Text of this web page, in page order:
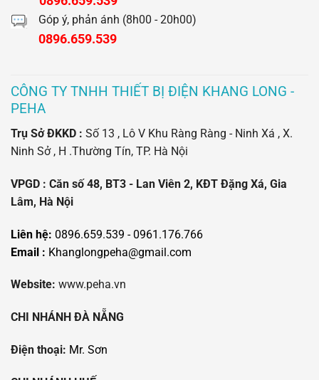
Góp ý, phản ánh (8h00 - 20h00)
0896.659.539
CÔNG TY TNHH THIẾT BỊ ĐIỆN KHANG LONG -
PEHA
Trụ Sở ĐKKD : Số 13 , Lô V Khu Ràng Ràng - Ninh Xá , X.
Ninh Sở , H .Thường Tín, TP. Hà Nội
VPGD : Căn số 48, BT3 - Lan Viên 2, KĐT Đặng Xá, Gia
Lâm, Hà Nội
Liên hệ: 0896.659.539 - 0961.176.766
Email : Khanglongpeha@gmail.com
Website: www.peha.vn
CHI NHÁNH ĐÀ NẴNG
Điện thoại: Mr. Sơn